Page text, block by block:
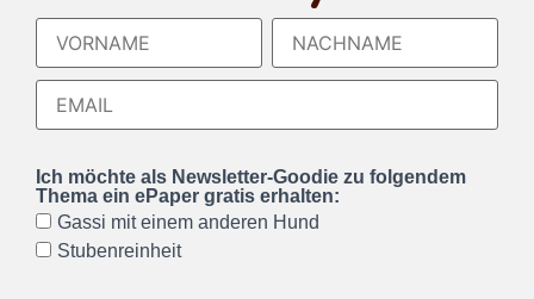
Ich möchte als Newsletter-Goodie zu folgendem
Thema ein ePaper gratis erhalten:
Gassi mit einem anderen Hund
Stubenreinheit